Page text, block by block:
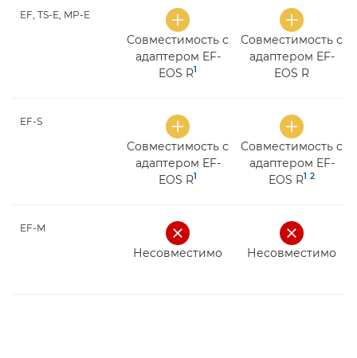
EF, TS-E, MP-E
Совместимость с
адаптером EF-
EOS R1
Совместимость с
адаптером EF-
EOS R
EF-S
Совместимость с
адаптером EF-
EOS R1
Совместимость с
адаптером EF-
EOS R1 2
EF-M
Несовместимо Несовместимо